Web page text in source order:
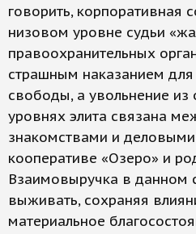
говорить, корпоративная
низовом уровне судьи
правоохранительных
страшным наказанием
свободы, а увольнение
уровнях элита связана
знакомствами и
кооперативе «Озеро» и
Взаимовыручка в данном
выживать, сохраняя
материальное